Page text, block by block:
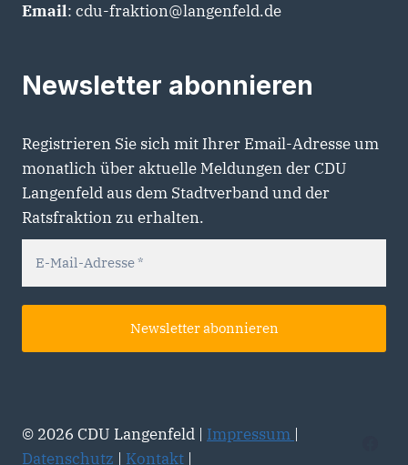
Email: cdu-fraktion@langenfeld.de
Newsletter abonnieren
Registrieren Sie sich mit Ihrer Email-Adresse um
monatlich über aktuelle Meldungen der CDU
Langenfeld aus dem Stadtverband und der
Ratsfraktion zu erhalten.
© 2026 CDU Langenfeld | Impressum |
Datenschutz | Kontakt |